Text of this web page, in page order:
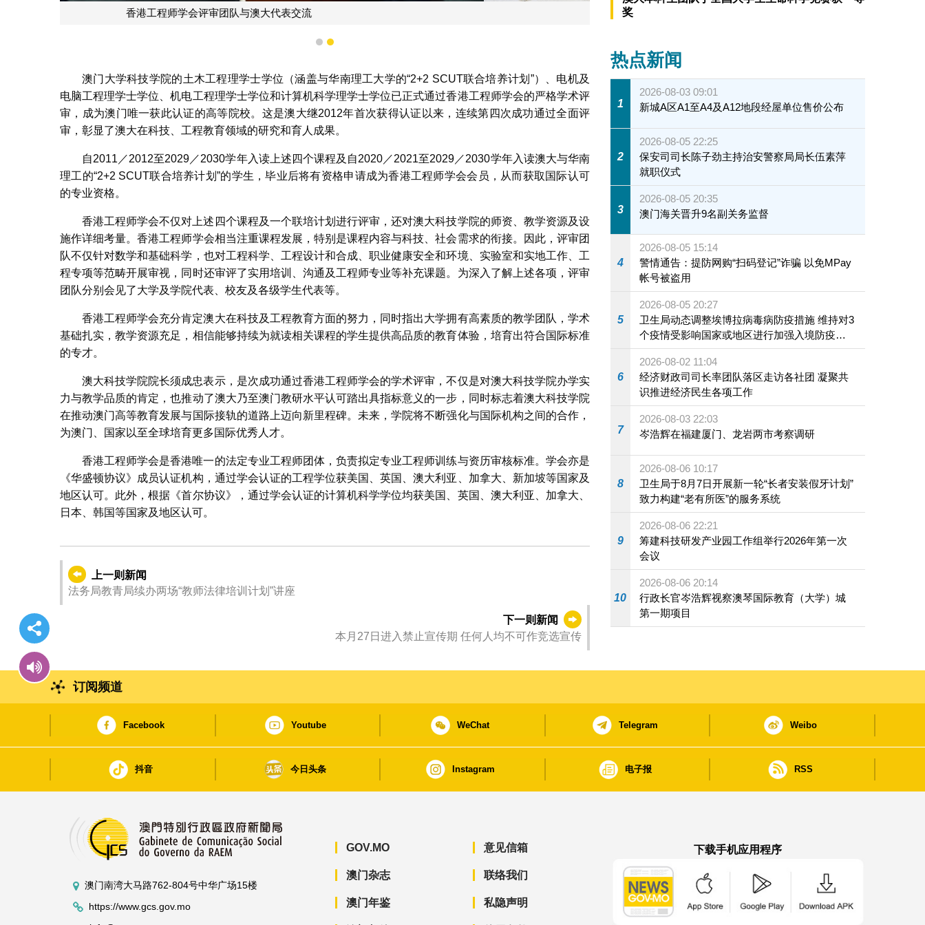
1 2
澳门大学科技学院的土木工程理学士学位（涵盖与华南理工大学的“2+2 SCUT联合培养计划”）、电机及
电脑工程理学士学位、机电工程理学士学位和计算机科学理学士学位已正式通过香港工程师学会的严格学术评
审，成为澳门唯一获此认证的高等院校。这是澳大继2012年首次获得认证以来，连续第四次成功通过全面评
审，彰显了澳大在科技、工程教育领域的研究和育人成果。
自2011／2012至2029／2030学年入读上述四个课程及自2020／2021至2029／2030学年入读澳大与华南
理工的“2+2 SCUT联合培养计划”的学生，毕业后将有资格申请成为香港工程师学会会员，从而获取国际认可
的专业资格。
香港工程师学会不仅对上述四个课程及一个联培计划进行评审，还对澳大科技学院的师资、教学资源及设
施作详细考量。香港工程师学会相当注重课程发展，特别是课程内容与科技、社会需求的衔接。因此，评审团
队不仅针对数学和基础科学，也对工程科学、工程设计和合成、职业健康安全和环境、实验室和实地工作、工
程专项等范畴开展审视，同时还审评了实用培训、沟通及工程师专业等补充课题。为深入了解上述各项，评审
团队分别会见了大学及学院代表、校友及各级学生代表等。
香港工程师学会充分肯定澳大在科技及工程教育方面的努力，同时指出大学拥有高素质的教学团队，学术
基础扎实，教学资源充足，相信能够持续为就读相关课程的学生提供高品质的教育体验，培育出符合国际标准
的专才。
澳大科技学院院长须成忠表示，是次成功通过香港工程师学会的学术评审，不仅是对澳大科技学院办学实
力与教学品质的肯定，也推动了澳大乃至澳门教研水平认可踏出具指标意义的一步，同时标志着澳大科技学院
在推动澳门高等教育发展与国际接轨的道路上迈向新里程碑。未来，学院将不断强化与国际机构之间的合作，
为澳门、国家以至全球培育更多国际优秀人才。
香港工程师学会是香港唯一的法定专业工程师团体，负责拟定专业工程师训练与资历审核标准。学会亦是
《华盛顿协议》成员认证机构，通过学会认证的工程学位获美国、英国、澳大利亚、加拿大、新加坡等国家及
地区认可。此外，根据《首尔协议》，通过学会认证的计算机科学学位均获美国、英国、澳大利亚、加拿大、
日本、韩国等国家及地区认可。
上一则新闻
法务局教青局续办两场“教师法律培训计划”讲座
下一则新闻
本月27日进入禁止宣传期 任何人均不可作竞选宣传
奖
热点新闻
1
2026-08-03 09:01
新城A区A1至A4及A12地段经屋单位售价公布
2
2026-08-05 22:25
保安司司长陈子劲主持治安警察局局长伍素萍
就职仪式
3
2026-08-05 20:35
澳门海关晋升9名副关务监督
4
2026-08-05 15:14
警情通告：提防网购“扫码登记”诈骗 以免MPay
帐号被盗用
5
2026-08-05 20:27
卫生局动态调整埃博拉病毒病防疫措施 维持对3
个疫情受影响国家或地区进行加强入境防疫措
施
6
2026-08-02 11:04
经济财政司司长率团队落区走访各社团 凝聚共
识推进经济民生各项工作
7
2026-08-03 22:03
岑浩辉在福建厦门、龙岩两市考察调研
8
2026-08-06 10:17
卫生局于8月7日开展新一轮“长者安装假牙计划”
致力构建“老有所医”的服务系统
9
2026-08-06 22:21
筹建科技研发产业园工作组举行2026年第一次
会议
10
2026-08-06 20:14
行政长官岑浩辉视察澳琴国际教育（大学）城
第一期项目
订阅频道
Facebook Youtube WeChat Telegram Weibo
抖音 今日头条 Instagram 电子报 RSS
澳门南湾大马路762-804号中华广场15楼
https://www.gcs.gov.mo
GOV.MO
澳门杂志
澳门年鉴
意见信箱
联络我们
私隐声明
下载手机应用程序